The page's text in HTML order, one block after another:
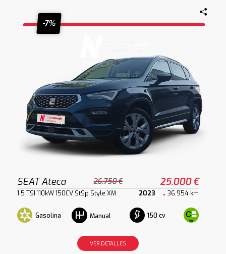
-7%
SEAT Ateca 26.750 € 25.000 €
1.5 TSI 110kW 150CV StSp Style XM 2023 36.954 km
Gasolina Manual 150 cv
VER DETALLES